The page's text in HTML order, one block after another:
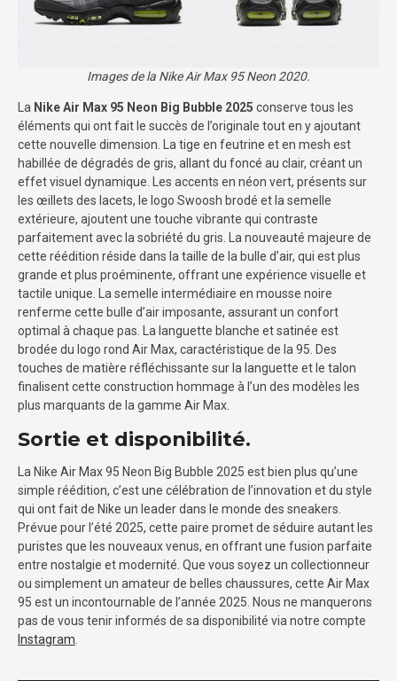
Images de la Nike Air Max 95 Neon 2020.
La Nike Air Max 95 Neon Big Bubble 2025 conserve tous les
éléments qui ont fait le succès de l’originale tout en y ajoutant
cette nouvelle dimension. La tige en feutrine et en mesh est
habillée de dégradés de gris, allant du foncé au clair, créant un
effet visuel dynamique. Les accents en néon vert, présents sur
les œillets des lacets, le logo Swoosh brodé et la semelle
extérieure, ajoutent une touche vibrante qui contraste
parfaitement avec la sobriété du gris. La nouveauté majeure de
cette réédition réside dans la taille de la bulle d’air, qui est plus
grande et plus proéminente, offrant une expérience visuelle et
tactile unique. La semelle intermédiaire en mousse noire
renferme cette bulle d’air imposante, assurant un confort
optimal à chaque pas. La languette blanche et satinée est
brodée du logo rond Air Max, caractéristique de la 95. Des
touches de matière réfléchissante sur la languette et le talon
finalisent cette construction hommage à l’un des modèles les
plus marquants de la gamme Air Max.
Sortie et disponibilité.
La Nike Air Max 95 Neon Big Bubble 2025 est bien plus qu’une
simple réédition, c’est une célébration de l’innovation et du style
qui ont fait de Nike un leader dans le monde des sneakers.
Prévue pour l’été 2025, cette paire promet de séduire autant les
puristes que les nouveaux venus, en offrant une fusion parfaite
entre nostalgie et modernité. Que vous soyez un collectionneur
ou simplement un amateur de belles chaussures, cette Air Max
95 est un incontournable de l’année 2025. Nous ne manquerons
pas de vous tenir informés de sa disponibilité via notre compte
Instagram.